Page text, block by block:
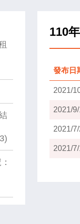
110
發布日
2021/
2021/9/
2021/
2021/